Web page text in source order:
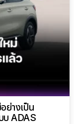
ย่างเป็น
บ ADAS